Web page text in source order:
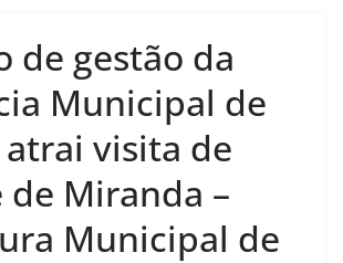
de gestão da
Municipal de
visita de
Miranda –
Municipal de